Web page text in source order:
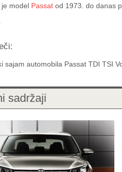
je model Passat od 1973. do danas
sajam automobila Passat TDI TSI
sadržaji